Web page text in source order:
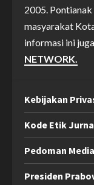
2005.
masyarakat
informasi ini
NETWORK.
Kebijakan
Kode Etik
Pedoman
Presiden